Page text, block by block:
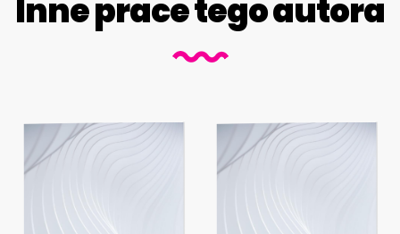
Inne prace tego autora